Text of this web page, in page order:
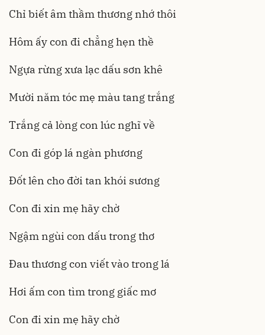
Chỉ biết âm thầm thương nhớ thôi
Hôm ấy con đi chẳng hẹn thề
Ngựa rừng xưa lạc dấu sơn khê
Mười năm tóc mẹ màu tang trắng
Trắng cả lòng con lúc nghĩ về
Con đi góp lá ngàn phương
Đốt lên cho đời tan khói sương
Con đi xin mẹ hãy chờ
Ngậm ngùi con dấu trong thơ
Đau thương con viết vào trong lá
Hơi ấm con tìm trong giấc mơ
Con đi xin mẹ hãy chờ